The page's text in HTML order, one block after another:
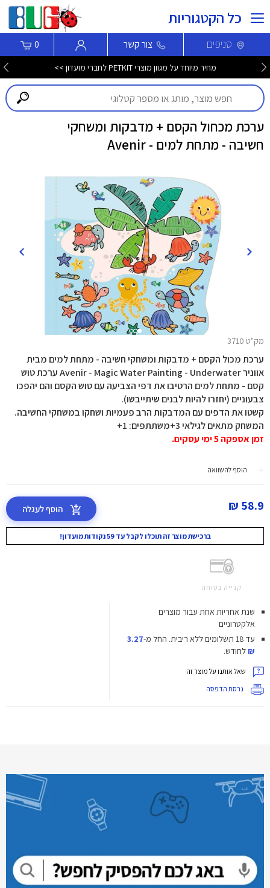
כל הקטגוריות
סניפים צור קשר 0
מחיר מיוחד על מגוון מוצרי PETKIT לחברי מועדון >>
ערכת מכחול הקסם + מדבקות ומשחקי
חשיבה - מתחת למים - Avenir
מק"ט 3710
ערכת מכול הקסם + מדבקות ומשחקי חשיבה - מתחת למים מבית
אווניר Avenir - Magic Water Painting - Underwater ערכת טוש
קסם - מתחת למים הרטיבו את דפי הצביעה עם טוש הקסם והם יהפכו
צבעוניים (יחזרו להיות לבנים שיתייבשו).
קשטו את הדפים עם המדבקות הרב פעמיות ושחקו במשחקי החשיבה.
המשחק מתאים לגילאי 3+משתתפים: 1+
זמן אספקה 5 ימי עסקים.
הוסף להשוואה
58.9 ₪ הוסף לעגלה
ברכישת מוצר זה תוכלו לקבל עד 59 נקודות מועדון!
קנייה בטוחה
שנת אחריות אחת עבור מוצרים
אלקטרוניים
עד 18 תשלומים ללא ריבית.
החל מ-3.27
₪לחודש.
שאל אותנו על מוצר זה
גרסת הדפסה